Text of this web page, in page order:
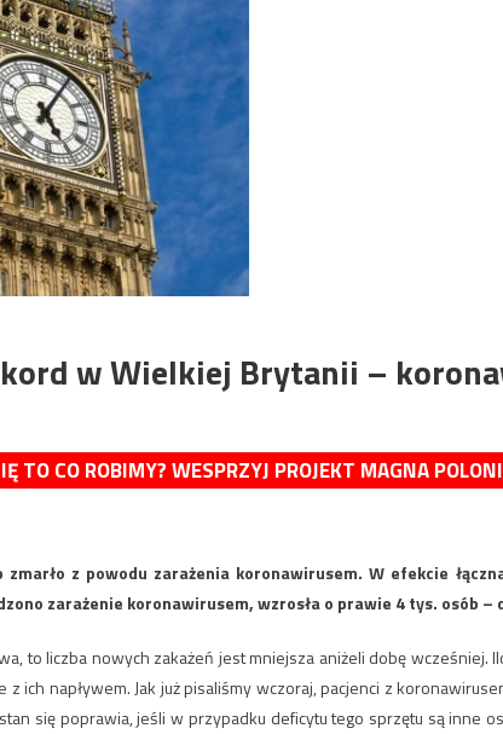
w Wielkiej Brytanii –
TO CO ROBIMY? WESPRZYJ PROJEKT MAGNA
z powodu zarażenia koronawirusem. W efekcie
zarażenie koronawirusem, wzrosła o prawie 4 tys. osób –
to liczba nowych zakażeń jest mniejsza aniżeli dobę wcześniej.
ich napływem. Jak już pisaliśmy wczoraj, pacjenci z
się poprawia, jeśli w przypadku deficytu tego sprzętu są inne